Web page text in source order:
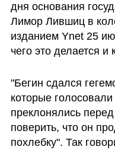
дня основания
Лимор Лившиц в
изданием Ynet 25
чего это делается
"Бегин сдался
которые
преклонялись
поверить, что он
похлебку". Так